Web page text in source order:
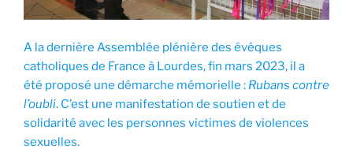
A la dernière Assemblée plénière des évêques
catholiques de France à Lourdes, fin mars 2023, il a
été proposé une démarche mémorielle : Rubans contre
l’oubli. C’est une manifestation de soutien et de
solidarité avec les personnes victimes de violences
sexuelles.